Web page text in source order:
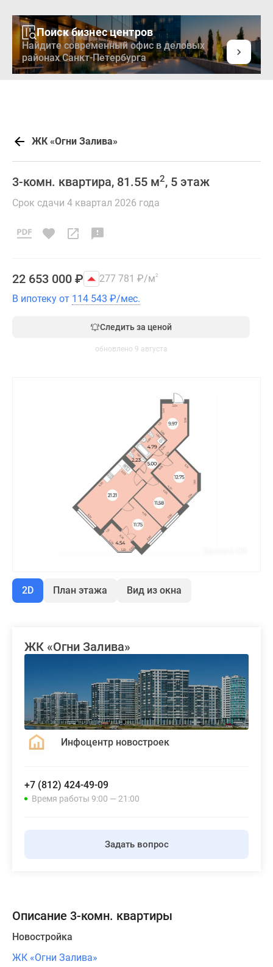
Поиск бизнес центров
Найдите современный офис в деловых
районах Санкт-Петербурга
ЖК «Огни Залива»
3-комн. квартира, 81.55 м2, 5 этаж
Срок сдачи 4 квартал 2026 года
22 653 000 ₽ 277 781 ₽/м2
В ипотеку от 114 543 ₽/мес.
Следить за ценой
обновлено 9 августа
2D План этажа Вид из окна
ЖК «Огни Залива»
Инфоцентр новостроек
+7 (812) 424-49-09
Время работы 9:00 — 21:00
Задать вопрос
Описание 3-комн. квартиры
Новостройка
ЖК «Огни Залива»